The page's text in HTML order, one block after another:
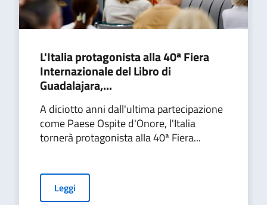
L'Italia protagonista alla 40ª Fiera
Internazionale del Libro di
Guadalajara,...
A diciotto anni dall'ultima partecipazione
come Paese Ospite d'Onore, l'Italia
tornerà protagonista alla 40ª Fiera...
Leggi